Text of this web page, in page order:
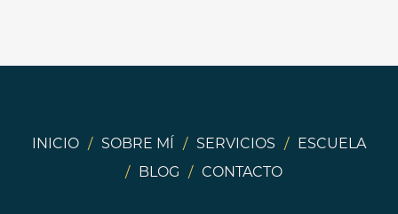
INICIO / SOBRE MÍ / SERVICIOS / ESCUELA
/
BLOG / CONTACTO